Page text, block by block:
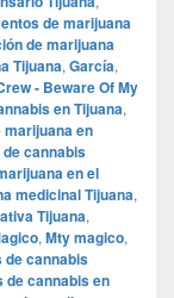
de marijuana
de marijuana
Tijuana, García,
- Beware Of My
en Tijuana,
marijuana en
cannabis
en el
medicinal Tijuana,
Tijuana,
, Mty magico,
de cannabis
de cannabis en